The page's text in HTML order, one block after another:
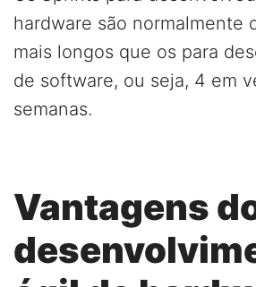
hardware são normalmente
mais longos que os para
de software, ou seja, 4 em
semanas.
Vantagens